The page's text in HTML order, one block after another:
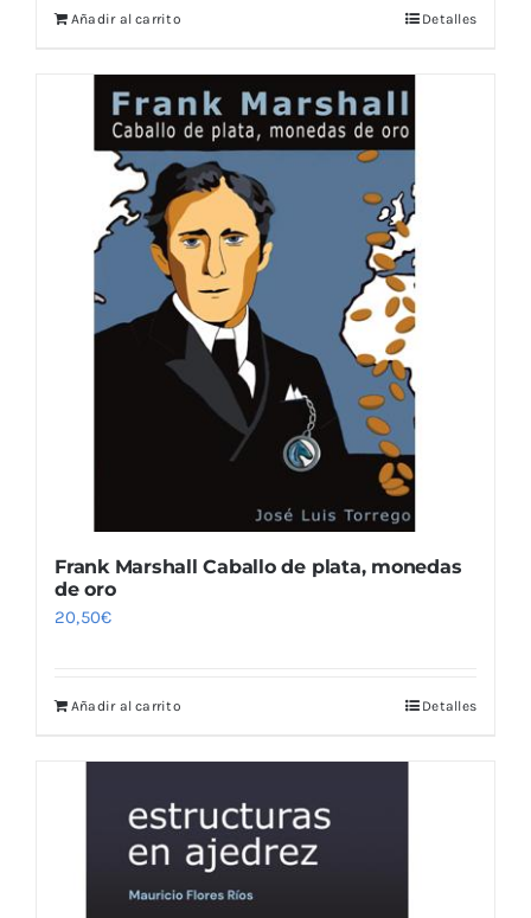
Añadir al carrito Detalles
Frank Marshall Caballo de plata, monedas
de oro
20,50€
Añadir al carrito Detalles